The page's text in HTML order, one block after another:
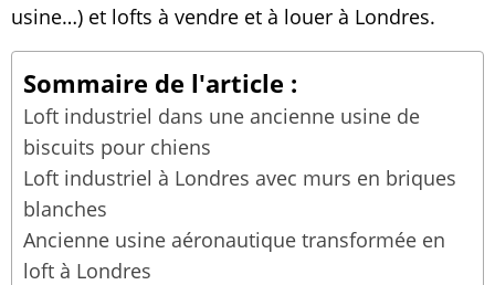
usine…) et lofts à vendre et à louer à Londres.
Sommaire de l'article :
Loft industriel dans une ancienne usine de
biscuits pour chiens
Loft industriel à Londres avec murs en briques
blanches
Ancienne usine aéronautique transformée en
loft à Londres